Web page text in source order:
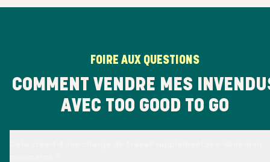
FOIRE AUX QUESTIONS
COMMENT VENDRE MES
AVEC TOO GOOD TO GO